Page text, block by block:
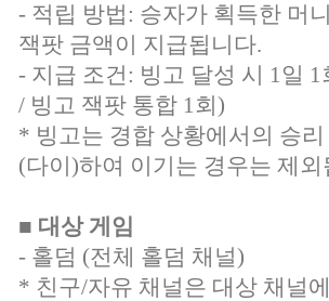
- 적립 방법: 승자가 획득한 머
잭팟 금액이 지급됩니다.
- 지급 조건: 빙고 달성 시 1일
/ 빙고 잭팟 통합 1회)
* 빙고는 경합 상황에서의 승
(다이)하여 이기는 경우는 제외
■ 대상 게임
- 홀덤 (전체 홀덤 채널)
* 친구/자유 채널은 대상 채널